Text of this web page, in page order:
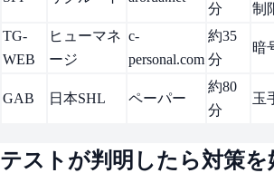
分
制
TG-
WEB
ヒューマネ
ージ
c-
personal.com
約35
分
暗
GAB 日本SHL ペーパー
約80
分
玉
テストが判明したら対策を